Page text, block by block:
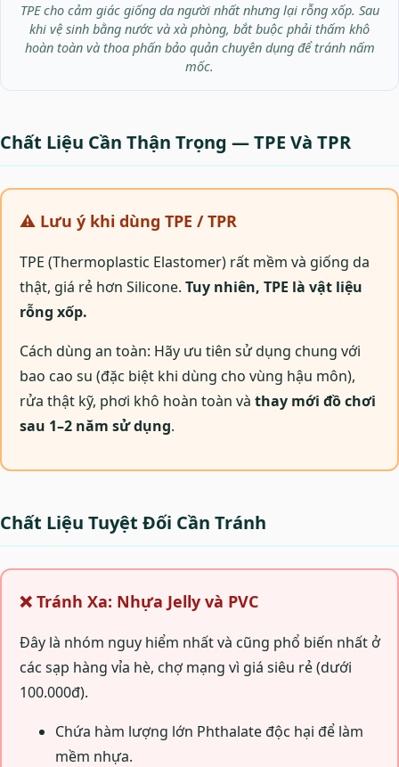
TPE cho cảm giác giống da người nhất nhưng lại rỗng xốp. Sau
khi vệ sinh bằng nước và xà phòng, bắt buộc phải thấm khô
hoàn toàn và thoa phấn bảo quản chuyên dụng để tránh nấm
mốc.
Chất Liệu Cần Thận Trọng — TPE Và TPR
⚠️ Lưu ý khi dùng TPE / TPR
TPE (Thermoplastic Elastomer) rất mềm và giống da
thật, giá rẻ hơn Silicone. Tuy nhiên, TPE là vật liệu
rỗng xốp.
Cách dùng an toàn: Hãy ưu tiên sử dụng chung với
bao cao su (đặc biệt khi dùng cho vùng hậu môn),
rửa thật kỹ, phơi khô hoàn toàn và thay mới đồ chơi
sau 1–2 năm sử dụng.
Chất Liệu Tuyệt Đối Cần Tránh
❌ Tránh Xa: Nhựa Jelly và PVC
Đây là nhóm nguy hiểm nhất và cũng phổ biến nhất ở
các sạp hàng vỉa hè, chợ mạng vì giá siêu rẻ (dưới
100.000đ).
Chứa hàm lượng lớn Phthalate độc hại để làm
mềm nhựa.